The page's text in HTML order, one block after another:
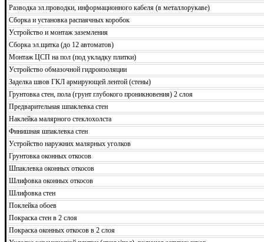
Разводка эл.проводки, информационного кабеля (в металлорукаве)
Сборка и установка распаячных коробок
Устройство и монтаж заземления
Сборка эл.щитка (до 12 автоматов)
Монтаж ЦСП на пол (под укладку плитки)
Устройство обмазочной гидроизоляции
Заделка швов ГКЛ армирующей лентой (стены)
Грунтовка стен, пола (грунт глубокого проникновения) 2 слоя
Предварительная шпаклевка стен
Наклейка малярного стеклохолста
Финишная шпаклевка стен
Устройство наружних малярных уголков
Грунтовка оконных откосов
Шпаклевка оконных откосов
Шлифовка оконных откосов
Шлифовка стен
Поклейка обоев
Покраска стен в 2 слоя
Покраска оконных откосов в 2 слоя